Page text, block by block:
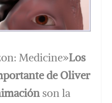
Medicine»Los
de Oliver
son la